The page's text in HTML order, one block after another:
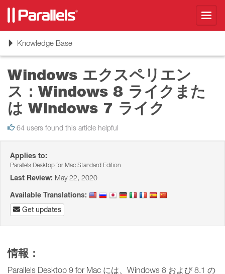
ToggleKnowledge Base
Windows エクスペリエン
ス：Windows 8 ライクまた
は Windows 7 ライク
64 users found this article helpful
Applies to:
Parallels Desktop for Mac Standard Edition
Last Review: May 22, 2020
Available Translations:
Get updates
情報：
Parallels Desktop 9 for Mac には、Windows 8 および 8.1 の